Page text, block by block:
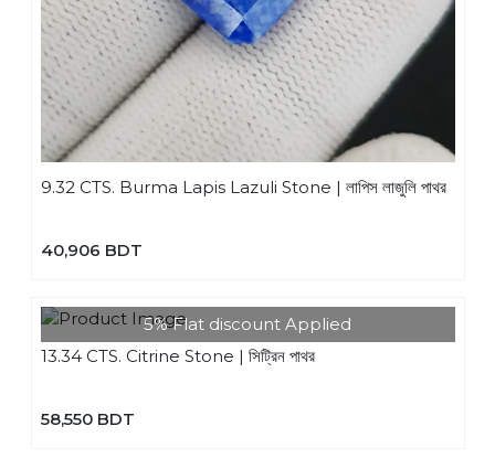
9.32 CTS. Burma Lapis Lazuli Stone | লাপিস লাজুলি পাথর
40,906 BDT
5% Flat discount Applied
13.34 CTS. Citrine Stone | সিট্রিন পাথর
58,550 BDT